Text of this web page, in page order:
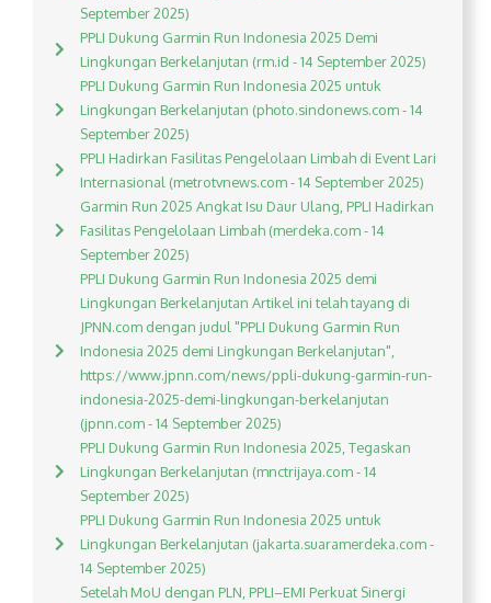
September 2025)
PPLI Dukung Garmin Run Indonesia 2025 Demi
Lingkungan Berkelanjutan (rm.id - 14 September 2025)
PPLI Dukung Garmin Run Indonesia 2025 untuk
Lingkungan Berkelanjutan (photo.sindonews.com - 14
September 2025)
PPLI Hadirkan Fasilitas Pengelolaan Limbah di Event Lari
Internasional (metrotvnews.com - 14 September 2025)
Garmin Run 2025 Angkat Isu Daur Ulang, PPLI Hadirkan
Fasilitas Pengelolaan Limbah (merdeka.com - 14
September 2025)
PPLI Dukung Garmin Run Indonesia 2025 demi
Lingkungan Berkelanjutan Artikel ini telah tayang di
JPNN.com dengan judul "PPLI Dukung Garmin Run
Indonesia 2025 demi Lingkungan Berkelanjutan",
https://www.jpnn.com/news/ppli-dukung-garmin-run-
indonesia-2025-demi-lingkungan-berkelanjutan
(jpnn.com - 14 September 2025)
PPLI Dukung Garmin Run Indonesia 2025, Tegaskan
Lingkungan Berkelanjutan (mnctrijaya.com - 14
September 2025)
PPLI Dukung Garmin Run Indonesia 2025 untuk
Lingkungan Berkelanjutan (jakarta.suaramerdeka.com -
14 September 2025)
Setelah MoU dengan PLN, PPLI–EMI Perkuat Sinergi